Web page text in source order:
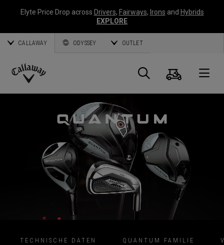
Elyte Price Drop across Drivers, Fairways, Irons and Hybrids
EXPLORE
CALLAWAY ODYSSEY OUTLET
Callaway
Suche
TECHNISCHE DATEN QUANTUM FAMILIE